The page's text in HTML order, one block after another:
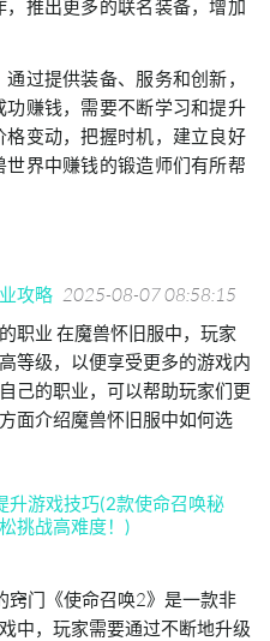
推出更多的联名装备，增加
过提供装备、服务和创新，
赚钱，需要不断学习和提升
变动，把握时机，建立良好
界中赚钱的锻造师们有所帮
攻略 2025-08-07 08:58:15
职业 在魔兽怀旧服中，玩家
等级，以便享受更多的游戏内
己的职业，可以帮助玩家们更
面介绍魔兽怀旧服中如何选
升游戏技巧(2款使命召唤秘
挑战高难度！)
窍门《使命召唤2》是一款非
中，玩家需要通过不断地升级